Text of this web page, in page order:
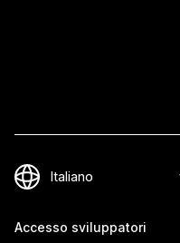
Accesso sviluppatori